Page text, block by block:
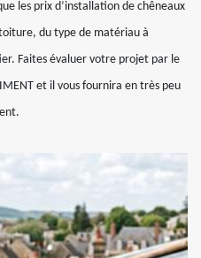
les prix d’installation de chêneaux
du type de matériau à
Faites évaluer votre projet par le
et il vous fournira en très peu